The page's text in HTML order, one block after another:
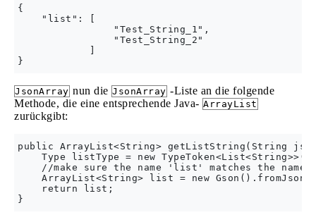
{
    "list": [
                "Test_String_1",
                "Test_String_2"
JsonArray nun die JsonArray -Liste an die folgende
Methode, die eine entsprechende Java- ArrayList
zurückgibt:
public ArrayList<String> getListString(String
Type listType = new TypeToken<List<String>>()
//make sure the name 'list' matches the name
ArrayList<String> list = new
    return list;